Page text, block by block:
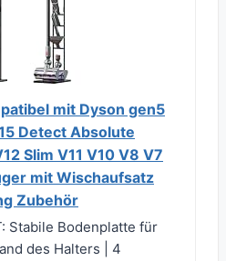
mit Dyson gen5
Detect Absolute
Slim V11 V10 V8 V7
mit Wischaufsatz
Zubehör
Stabile Bodenplatte für
des Halters | 4